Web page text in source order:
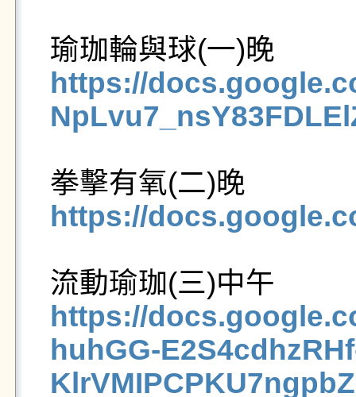
https://
https://
https://
huhGG-